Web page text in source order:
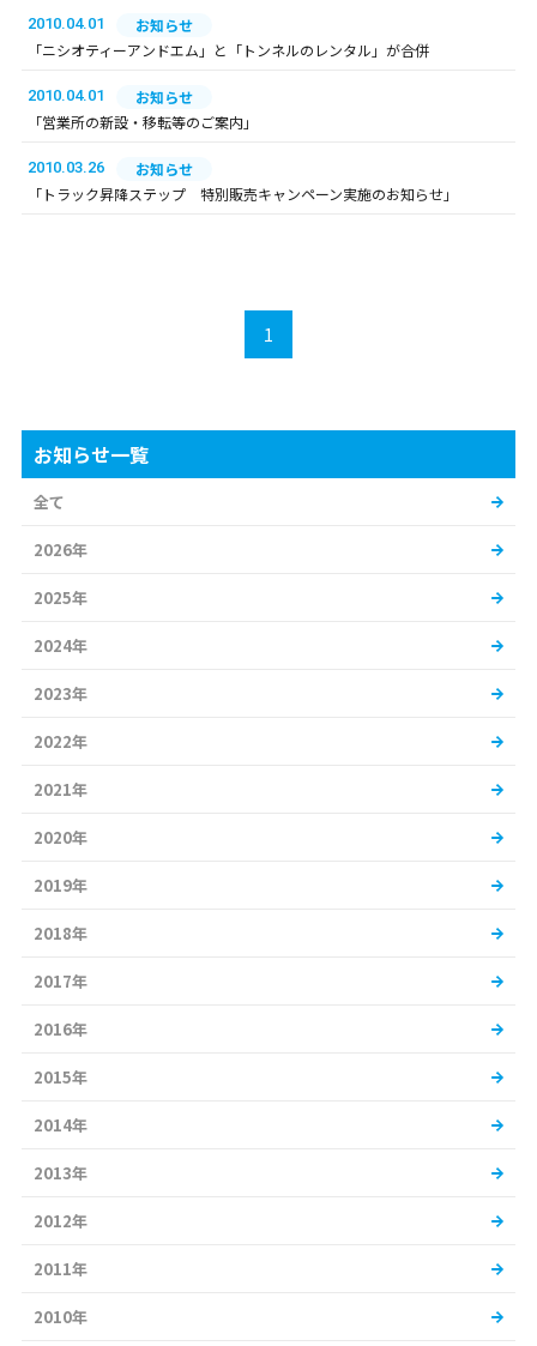
2010.04.01
お知らせ
「ニシオティーアンドエム」と「トンネルのレンタル」が合併
2010.04.01
お知らせ
「営業所の新設・移転等のご案内」
2010.03.26
お知らせ
「トラック昇降ステップ 特別販売キャンペーン実施のお知らせ」
1
お知らせ一覧
全て
2026年
2025年
2024年
2023年
2022年
2021年
2020年
2019年
2018年
2017年
2016年
2015年
2014年
2013年
2012年
2011年
2010年